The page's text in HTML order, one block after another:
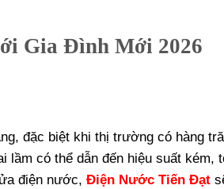
Gia Đình Mới 2026
đặc biệt khi thị trường có hàng
có thể dẫn đến hiệu suất kém,
điện nước, Điện Nước Tiến Đạt